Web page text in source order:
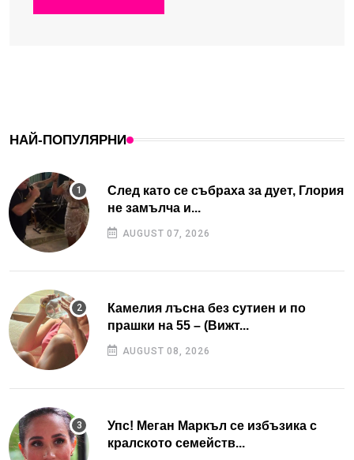
НАЙ-ПОПУЛЯРНИ
След като се събраха за дует, Глория
не замълча и...
AUGUST 07, 2026
Камелия лъсна без сутиен и по
прашки на 55 – (Вижт...
AUGUST 08, 2026
Упс! Меган Маркъл се избъзика с
кралското семейств...